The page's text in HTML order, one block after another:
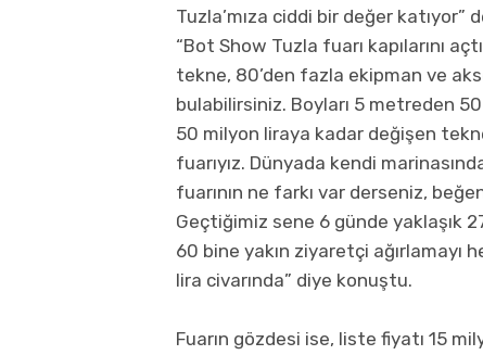
Tuzla’mıza ciddi bir değer katıyor”
“Bot Show Tuzla fuarı kapılarını
tekne, 80’den fazla ekipman ve
bulabilirsiniz. Boyları 5 metreden
50 milyon liraya kadar değişen
fuarıyız. Dünyada kendi
fuarının ne farkı var derseniz,
Geçtiğimiz sene 6 günde yaklaşık
60 bine yakın ziyaretçi
lira civarında” diye konuştu.
Fuarın gözdesi ise, liste fiyatı 15